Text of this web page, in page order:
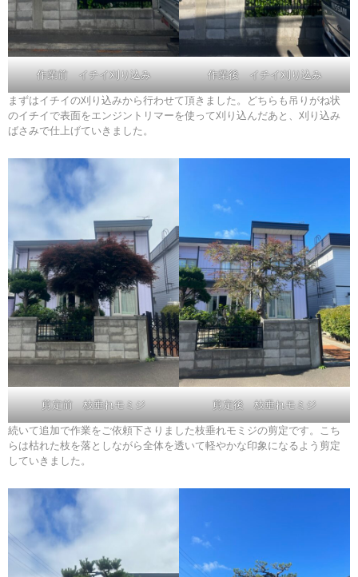
作業前 イチイ刈り込み 作業後 イチイ刈り込み
まずはイチイの刈り込みから行わせて頂きました。どちらも吊りがね状
のイチイで表面をエンジントリマーを使って刈り込んだあと、刈り込み
ばさみで仕上げていきました。
剪定前 枝垂れモミジ 剪定後 枝垂れモミジ
続いて追加で作業をご依頼下さりました枝垂れモミジの剪定です。こち
らは枯れた枝を落としながら全体を透いて軽やかな印象になるよう剪定
していきました。